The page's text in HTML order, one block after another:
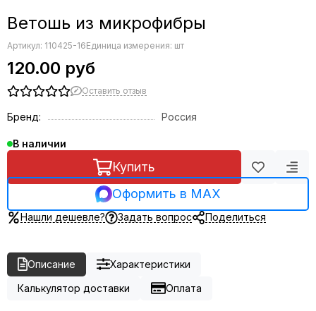
Ветошь из микрофибры
Артикул: 110425-16Единица измерения: шт
120.00 руб
Оставить отзыв
Бренд: Россия
В наличии
Купить
Оформить в MAX
Нашли дешевле? Задать вопрос Поделиться
Описание
Характеристики
Калькулятор доставки
Оплата